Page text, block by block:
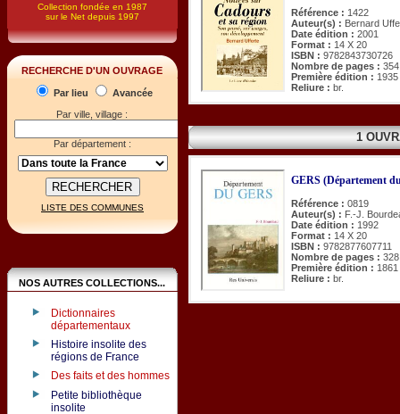
Collection fondée en 1987
sur le Net depuis 1997
RECHERCHE D'UN OUVRAGE
Par lieu
Avancée
Par ville, village :
Par département :
LISTE DES COMMUNES
NOS AUTRES COLLECTIONS...
Dictionnaires
départementaux
Histoire insolite des
régions de France
Des faits et des hommes
Petite bibliothèque
insolite
Référence : 1422
Auteur(s) : Bernard
Date édition : 2001
Format : 14 X 20
ISBN : 9782843730726
Nombre de pages : 354
Première édition : 1935
Reliure : br.
1
GERS (Département
Référence : 0819
Auteur(s) : F.-J.
Date édition : 1992
Format : 14 X 20
ISBN : 9782877607711
Nombre de pages : 328
Première édition : 1861
Reliure : br.